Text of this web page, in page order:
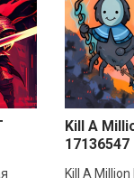
Kill A
Kill A